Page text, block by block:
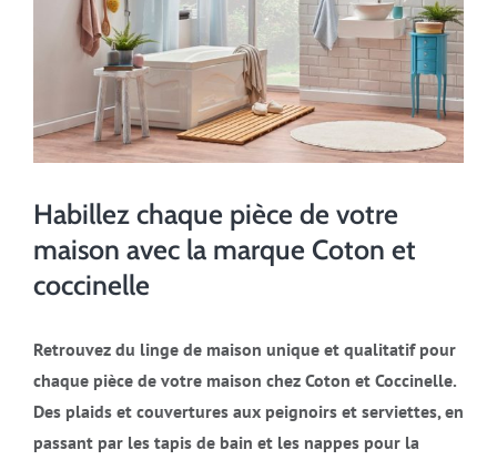
Habillez chaque pièce de votre
maison avec la marque Coton et
coccinelle
Retrouvez du linge de maison unique et qualitatif pour
chaque pièce de votre maison chez Coton et Coccinelle.
Des plaids et couvertures aux peignoirs et serviettes, en
passant par les tapis de bain et les nappes pour la